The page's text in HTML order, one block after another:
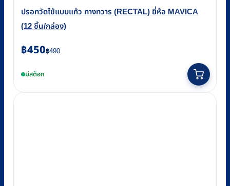
ปรอทวัดไข้แบบแก้ว ทางทวาร (RECTAL) ยี่ห้อ MAVICA
(12 ชิ้น/กล่อง)
฿490
Original
was:
฿490.
฿450
Current
is:
฿450.
มีสต็อก